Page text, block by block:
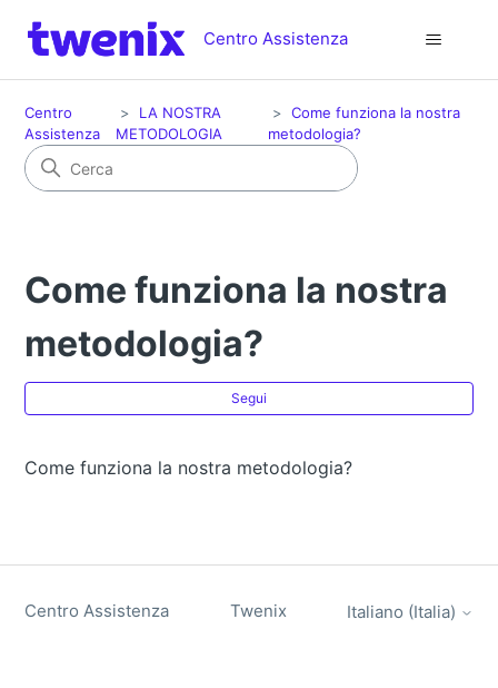
Centro Assistenza
Centro
Assistenza
LA NOSTRA
METODOLOGIA
Come funziona la nostra
metodologia?
Come funziona la nostra
metodologia?
Segui
Come funziona la nostra metodologia?
Centro Assistenza Twenix Italiano (Italia)